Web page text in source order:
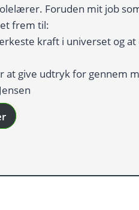
Foruden mit job
frem til:
kraft i universet og
at give udtryk for gennem